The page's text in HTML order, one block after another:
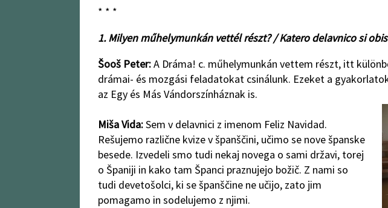
* * *
1. Milyen műhelymunkán vettél részt? / Katero delavnico si
Šooš Peter:A Dráma! c. műhelymunkán vettem részt, itt
drámai- és mozgási feladatokat csinálunk. Ezeket a
az Egy és Más Vándorszínháznak is.
Miša Vida:Sem v delavnici z imenom Feliz Navidad.
Rešujemo različne kvize v španščini, učimo se nove španske
besede. Izvedeli smo tudi nekaj novega o sami državi, torej
o Španiji in kako tam Španci praznujejo božič. Z nami so
tudi devetošolci, ki se španščine ne učijo, zato jim
pomagamo in sodelujemo z njimi.